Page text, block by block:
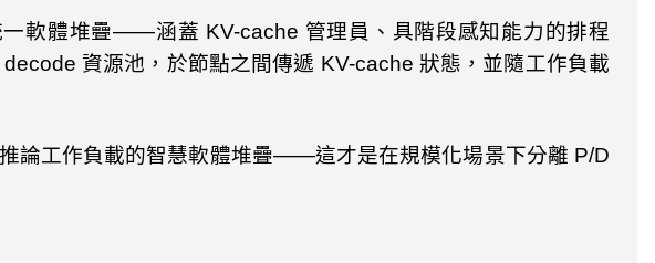
一軟體堆疊——涵蓋 KV-cache 管理員、具階段感知能力的排程
decode資源池，於節點之間傳遞 KV-cache 狀態，並隨工作負載
論工作負載的智慧軟體堆疊——這才是在規模化場景下分離 P/D